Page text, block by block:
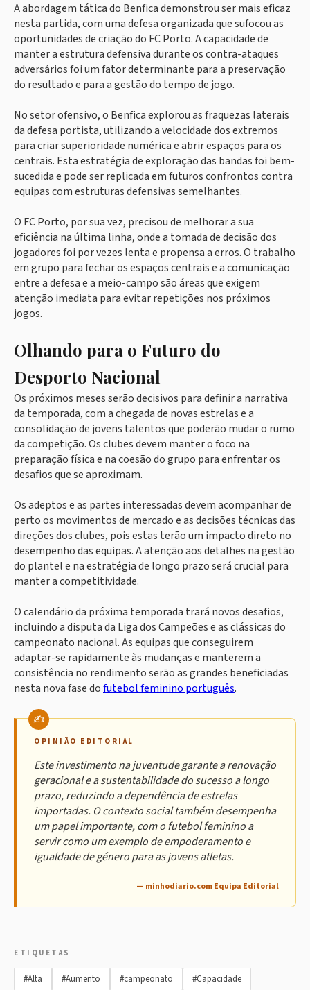
A abordagem tática do Benfica demonstrou ser mais eficaz
nesta partida, com uma defesa organizada que sufocou as
oportunidades de criação do FC Porto. A capacidade de
manter a estrutura defensiva durante os contra-ataques
adversários foi um fator determinante para a preservação
do resultado e para a gestão do tempo de jogo.
No setor ofensivo, o Benfica explorou as fraquezas laterais
da defesa portista, utilizando a velocidade dos extremos
para criar superioridade numérica e abrir espaços para os
centrais. Esta estratégia de exploração das bandas foi bem-
sucedida e pode ser replicada em futuros confrontos contra
equipas com estruturas defensivas semelhantes.
O FC Porto, por sua vez, precisou de melhorar a sua
eficiência na última linha, onde a tomada de decisão dos
jogadores foi por vezes lenta e propensa a erros. O trabalho
em grupo para fechar os espaços centrais e a comunicação
entre a defesa e a meio-campo são áreas que exigem
atenção imediata para evitar repetições nos próximos
jogos.
Olhando para o Futuro do
Desporto Nacional
Os próximos meses serão decisivos para definir a narrativa
da temporada, com a chegada de novas estrelas e a
consolidação de jovens talentos que poderão mudar o rumo
da competição. Os clubes devem manter o foco na
preparação física e na coesão do grupo para enfrentar os
desafios que se aproximam.
Os adeptos e as partes interessadas devem acompanhar de
perto os movimentos de mercado e as decisões técnicas das
direções dos clubes, pois estas terão um impacto direto no
desempenho das equipas. A atenção aos detalhes na gestão
do plantel e na estratégia de longo prazo será crucial para
manter a competitividade.
O calendário da próxima temporada trará novos desafios,
incluindo a disputa da Liga dos Campeões e as clássicas do
campeonato nacional. As equipas que conseguirem
adaptar-se rapidamente às mudanças e manterem a
consistência no rendimento serão as grandes beneficiadas
nesta nova fase dofutebol feminino português.
OPINIÃO EDITORIAL
Este investimento na juventude garante a renovação
geracional e a sustentabilidade do sucesso a longo
prazo, reduzindo a dependência de estrelas
importadas. O contexto social também desempenha
um papel importante, com o futebol feminino a
servir como um exemplo de empoderamento e
igualdade de género para as jovens atletas.
— minhodiario.com Equipa Editorial
ETIQUETAS
#Alta #Aumento #campeonato #Capacidade